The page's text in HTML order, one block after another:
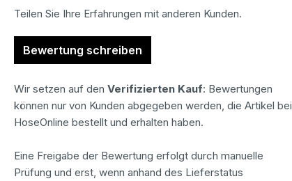
Teilen Sie Ihre Erfahrungen mit anderen Kunden.
Bewertung schreiben
Wir setzen auf den Verifizierten Kauf: Bewertungen
können nur von Kunden abgegeben werden, die Artikel bei
HoseOnline bestellt und erhalten haben.
Eine Freigabe der Bewertung erfolgt durch manuelle
Prüfung und erst, wenn anhand des Lieferstatus